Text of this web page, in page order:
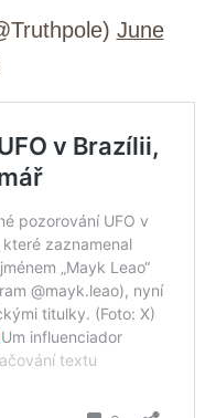
June